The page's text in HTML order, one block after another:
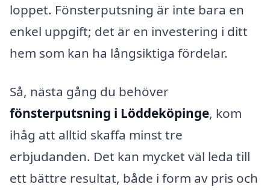
loppet. Fönsterputsning är inte bara en
enkel uppgift; det är en investering i ditt
hem som kan ha långsiktiga fördelar.
Så, nästa gång du behöver
fönsterputsning i Löddeköpinge, kom
ihåg att alltid skaffa minst tre
erbjudanden. Det kan mycket väl leda till
ett bättre resultat, både i form av pris och